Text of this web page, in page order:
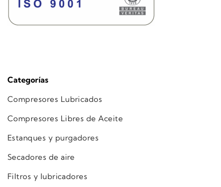
Categorías
Compresores Lubricados
Compresores Libres de Aceite
Estanques y purgadores
Secadores de aire
Filtros y lubricadores